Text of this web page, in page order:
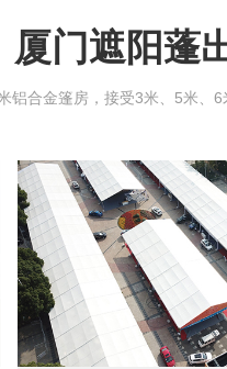
厦门遮阳蓬
铝合金篷房，接受3米、5米